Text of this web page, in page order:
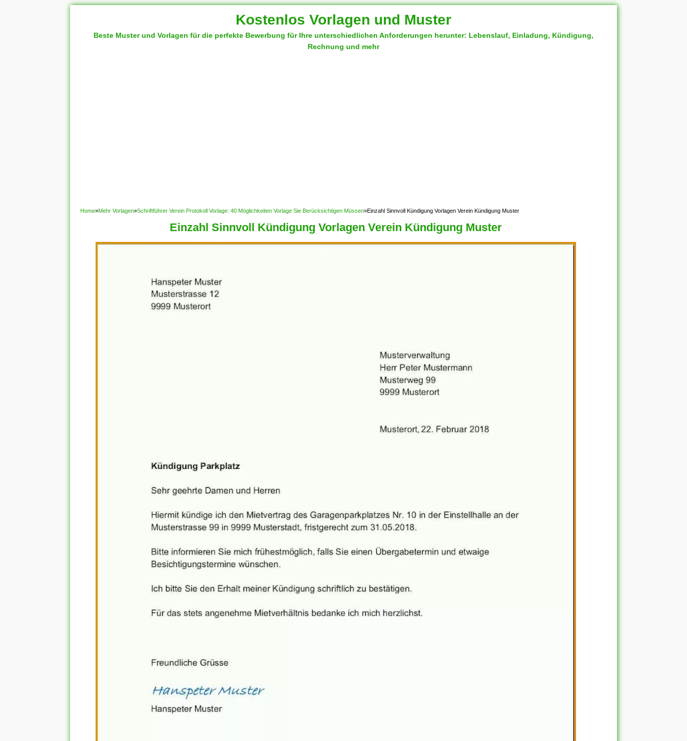
Kostenlos Vorlagen und Muster
Beste Muster und Vorlagen für die perfekte Bewerbung für Ihre unterschiedlichen Anforderungen herunter: Lebenslauf, Einladung, Kündigung,
Rechnung und mehr
Home»Mehr Vorlagen»Schriftführer Verein Protokoll Vorlage: 40 Möglichkeiten Vorlage Sie Berücksichtigen Müssen»Einzahl Sinnvoll Kündigung Vorlagen Verein Kündigung Muster
Einzahl Sinnvoll Kündigung Vorlagen Verein Kündigung Muster